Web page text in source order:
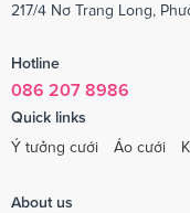
217/4 Nơ Trang Long,
Hotline
086 207 8986
Quick links
Ý tưởng cưới
Áo cưới
About us